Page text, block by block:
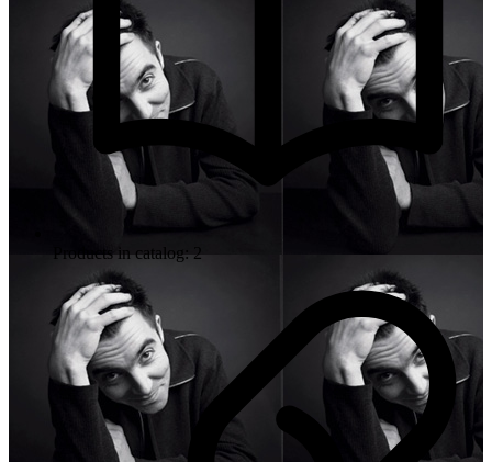
Products in catalog: 2